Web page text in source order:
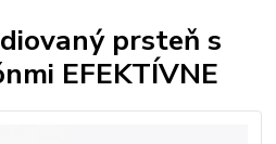
prsteň s
EFEKTÍVNE